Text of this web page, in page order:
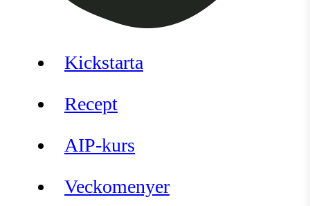
Kickstarta
Recept
AIP-kurs
Veckomenyer